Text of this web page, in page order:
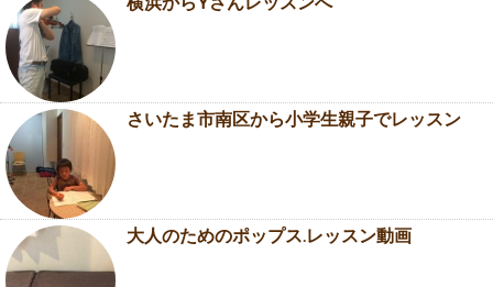
横浜からYさんレッスンへ
さいたま市南区から小学生親子でレッスン
大人のためのポップス.レッスン動画